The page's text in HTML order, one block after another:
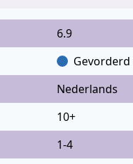
6.9
Gevorderd
Nederlands
10+
1-4